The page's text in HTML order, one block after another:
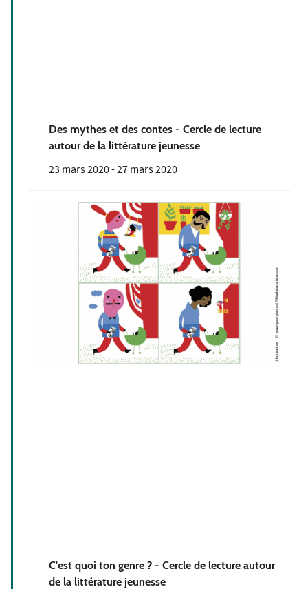
Des mythes et des contes - Cercle de lecture
autour de la littérature jeunesse
23 mars 2020-27 mars 2020
C'est quoi ton genre ? - Cercle de lecture autour
de la littérature jeunesse